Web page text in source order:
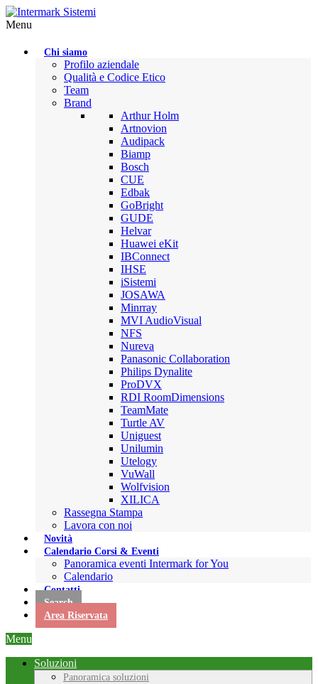
Menu
Chi siamo
Profilo aziendale
Qualità e Codice Etico
Team
Brand
Arthur Holm
Artnovion
Audipack
Biamp
Bosch
CUE
Edbak
GoBright
GUDE
Helvar
Huawei eKit
IBConnect
IHSE
iSistemi
JOSAWA
Minrray
MVI AudioVisual
NFS
Nureva
Panasonic Collaboration
Philips Dynalite
ProDVX
RDI RoomDimensions
TeamMate
Turtle AV
Uniguest
Unilumin
Utelogy
VuWall
Wolfvision
XILICA
Rassegna Stampa
Lavora con noi
Novità
Calendario Corsi & Eventi
Panoramica eventi Intermark for You
Calendario
Contatti
Search
Area Riservata
Menu
Soluzioni
Panoramica soluzioni